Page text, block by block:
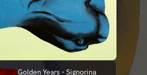
Golden Years - Signorina